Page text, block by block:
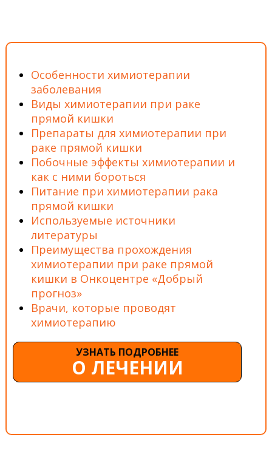
Особенности химиотерапии
заболевания
Виды химиотерапии при раке
прямой кишки
Препараты для химиотерапии при
раке прямой кишки
Побочные эффекты химиотерапии и
как с ними бороться
Питание при химиотерапии рака
прямой кишки
Используемые источники
литературы
Преимущества прохождения
химиотерапии при раке прямой
кишки в Онкоцентре «Добрый
прогноз»
Врачи, которые проводят
химиотерапию
УЗНАТЬ ПОДРОБНЕЕ
О ЛЕЧЕНИИ